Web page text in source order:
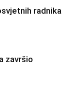
radnika
završio